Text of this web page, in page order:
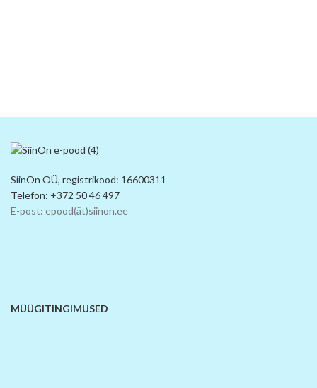
SiinOn OÜ, registrikood: 16600311
Telefon: +372 50 46 497
E-post: epood(ät)siinon.ee
MÜÜGITINGIMUSED